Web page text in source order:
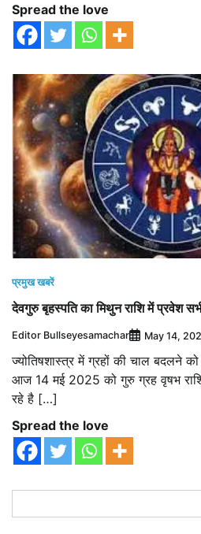
Spread the love
प्रमुख खबरें
देवगुरु बृहस्पति का मिथुन राशि में प्रवेश
Editor Bullseyesamachar May 14,
ज्योतिषशास्त्र में ग्रहों की चाल बदलने को
आज 14 मई 2025 को गुरु ग्रह वृषभ
रहे है […]
Spread the love